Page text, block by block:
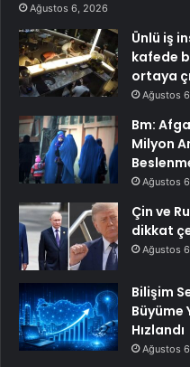
Ağustos 6, 2026
Ünlü iş
kafede
ortaya
Ağustos
Bm:
Milyon
Ağustos
Çin ve
dikkat
Ağustos
Bilişim
Büyüme
Hızlandı
Ağustos